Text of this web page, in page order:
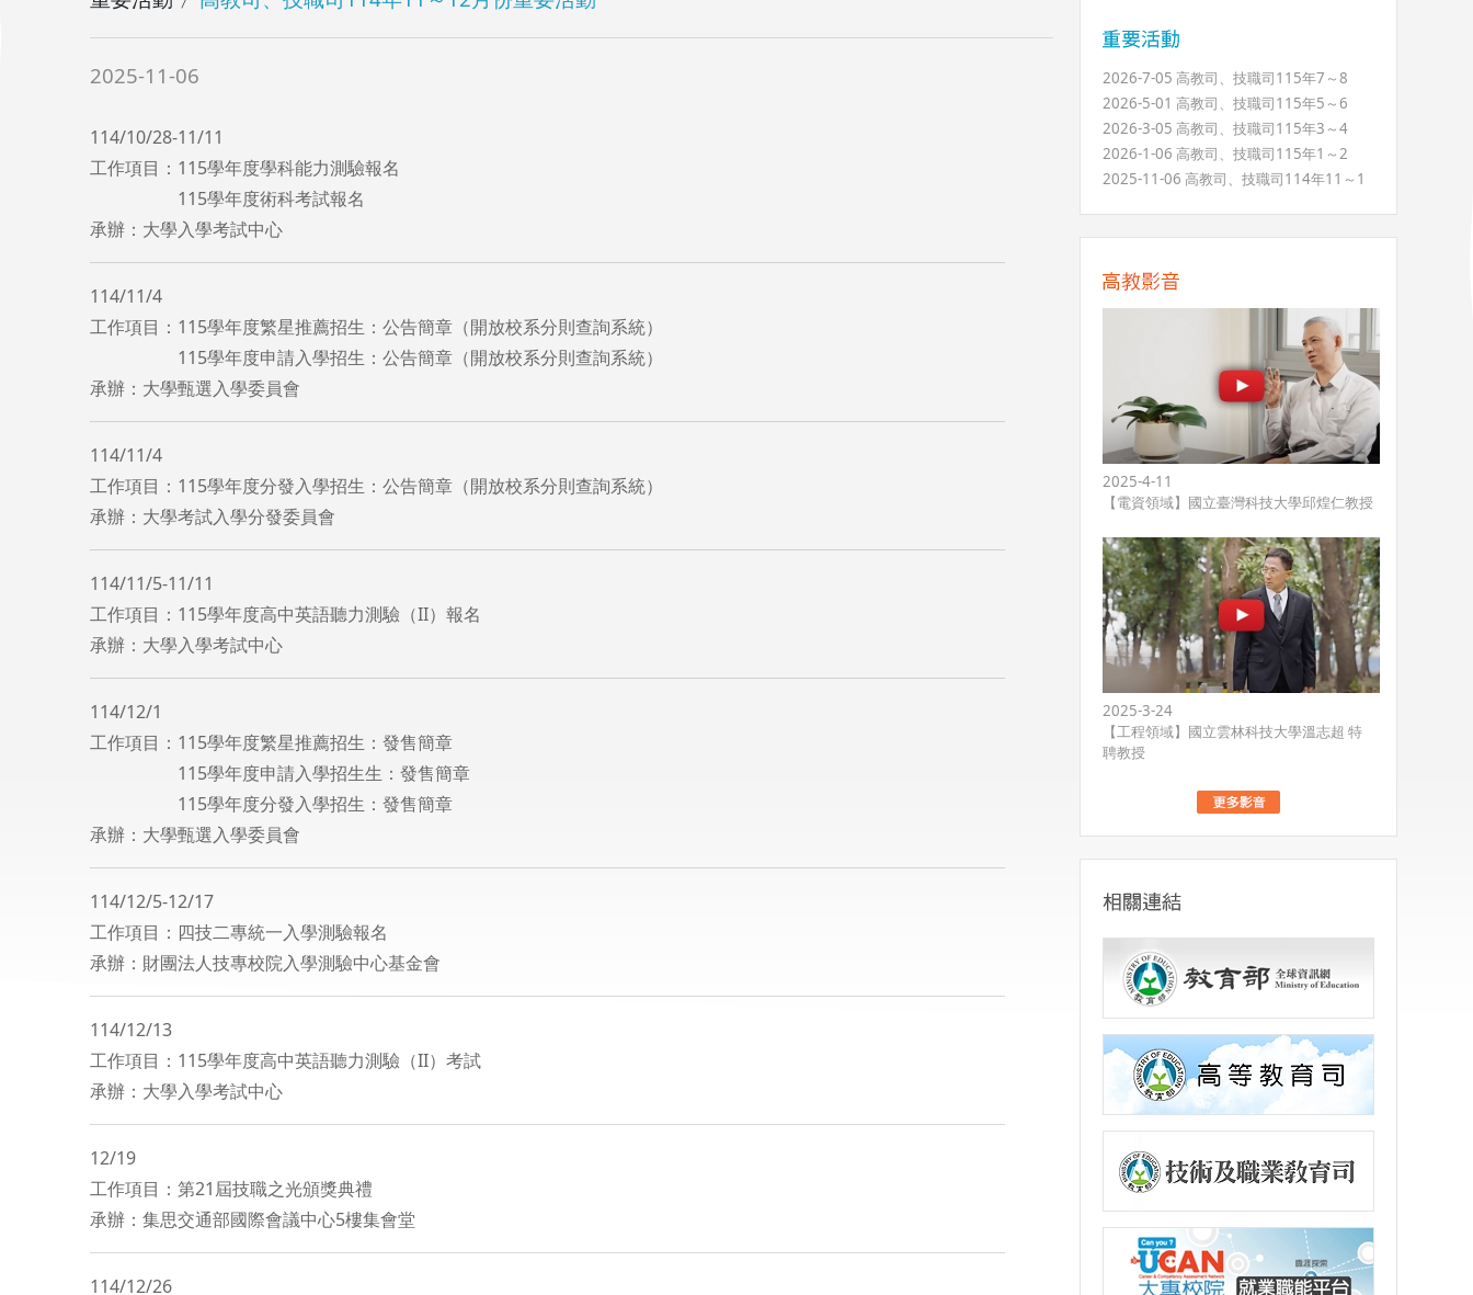
2025-11-06
114/10/28-11/11
工作項目：115學年度學科能力測驗報名
115學年度術科考試報名
承辦：大學入學考試中心
114/11/4
工作項目：115學年度繁星推薦招生：公告簡章（開放校系分則查詢系統）
115學年度申請入學招生：公告簡章（開放校系分則查詢系統）
承辦：大學甄選入學委員會
114/11/4
工作項目：115學年度分發入學招生：公告簡章（開放校系分則查詢系統）
​承辦：大學考試入學分發委員會
114/11/5-11/11
工作項目：115學年度高中英語聽力測驗（II）報名
承辦：大學入學考試中心
114/12/1
工作項目：115學年度繁星推薦招生：發售簡章
115學年度申請入學招生生：發售簡章
115學年度分發入學招生：發售簡章
承辦：大學甄選入學委員會
114/12/5-12/17
工作項目：四技二專統一入學測驗報名
承辦：財團法人技專校院入學測驗中心基金會
114/12/13
工作項目：115學年度高中英語聽力測驗（II）考試
承辦：大學入學考試中心
12/19
工作項目：第21屆技職之光頒獎典禮
承辦：集思交通部國際會議中心5樓集會堂
114/12/26
2026-7-05 高教司、技職司115年7～8
2026-5-01 高教司、技職司115年5～6
2026-3-05 高教司、技職司115年3～4
2026-1-06 高教司、技職司115年1～2
2025-11-06 高教司、技職司114年11～1
2025-4-11
【電資領域】國立臺灣科技大學邱煌仁教授
2025-3-24
【工程領域】國立雲林科技大學溫志超 特
聘教授